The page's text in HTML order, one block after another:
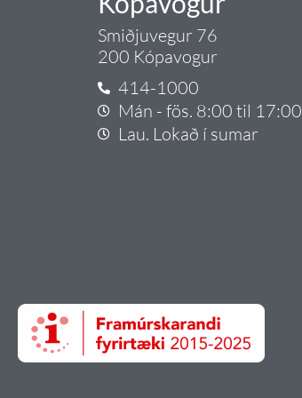
Smiðjuvegur 76
200 Kópavogur
414-1000
Mán - fös. 8:00 til 17:00
Lau. Lokað í sumar